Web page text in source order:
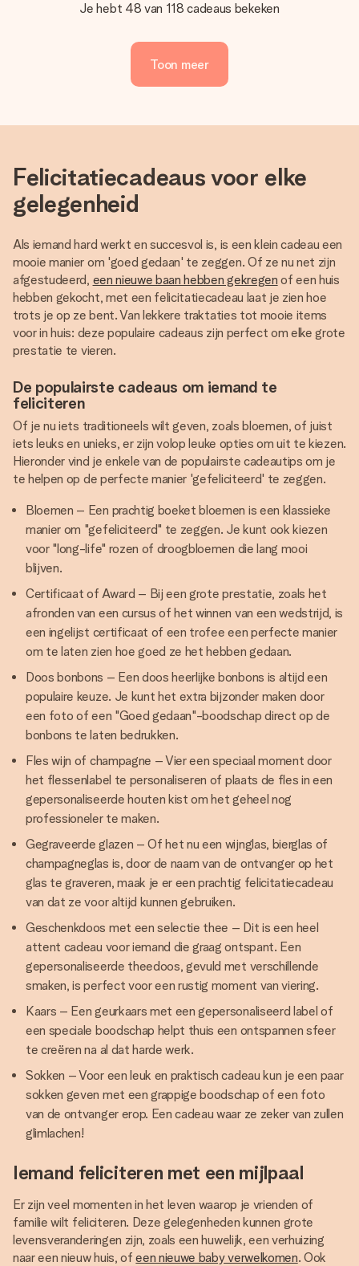
Je hebt 48 van 118 cadeaus bekeken
Toon meer
Felicitatiecadeaus voor elke
gelegenheid
Als iemand hard werkt en succesvol is, is een klein cadeau een
mooie manier om 'goed gedaan' te zeggen. Of ze nu net zijn
afgestudeerd, een nieuwe baan hebben gekregen of een huis
hebben gekocht, met een felicitatiecadeau laat je zien hoe
trots je op ze bent. Van lekkere traktaties tot mooie items
voor in huis: deze populaire cadeaus zijn perfect om elke grote
prestatie te vieren.
De populairste cadeaus om iemand te
feliciteren
Of je nu iets traditioneels wilt geven, zoals bloemen, of juist
iets leuks en unieks, er zijn volop leuke opties om uit te kiezen.
Hieronder vind je enkele van de populairste cadeautips om je
te helpen op de perfecte manier 'gefeliciteerd' te zeggen.
Bloemen – Een prachtig boeket bloemen is een klassieke
manier om "gefeliciteerd" te zeggen. Je kunt ook kiezen
voor "long-life" rozen of droogbloemen die lang mooi
blijven.
Certificaat of Award – Bij een grote prestatie, zoals het
afronden van een cursus of het winnen van een wedstrijd, is
een ingelijst certificaat of een trofee een perfecte manier
om te laten zien hoe goed ze het hebben gedaan.
Doos bonbons – Een doos heerlijke bonbons is altijd een
populaire keuze. Je kunt het extra bijzonder maken door
een foto of een "Goed gedaan"-boodschap direct op de
bonbons te laten bedrukken.
Fles wijn of champagne – Vier een speciaal moment door
het flessenlabel te personaliseren of plaats de fles in een
gepersonaliseerde houten kist om het geheel nog
professioneler te maken.
Gegraveerde glazen – Of het nu een wijnglas, bierglas of
champagneglas is, door de naam van de ontvanger op het
glas te graveren, maak je er een prachtig felicitatiecadeau
van dat ze voor altijd kunnen gebruiken.
Geschenkdoos met een selectie thee – Dit is een heel
attent cadeau voor iemand die graag ontspant. Een
gepersonaliseerde theedoos, gevuld met verschillende
smaken, is perfect voor een rustig moment van viering.
Kaars – Een geurkaars met een gepersonaliseerd label of
een speciale boodschap helpt thuis een ontspannen sfeer
te creëren na al dat harde werk.
Sokken – Voor een leuk en praktisch cadeau kun je een paar
sokken geven met een grappige boodschap of een foto
van de ontvanger erop. Een cadeau waar ze zeker van zullen
glimlachen!
Iemand feliciteren met een mijlpaal
Er zijn veel momenten in het leven waarop je vrienden of
familie wilt feliciteren. Deze gelegenheden kunnen grote
levensveranderingen zijn, zoals een huwelijk, een verhuizing
naar een nieuw huis, ofeen nieuwe baby verwelkomen. Ook